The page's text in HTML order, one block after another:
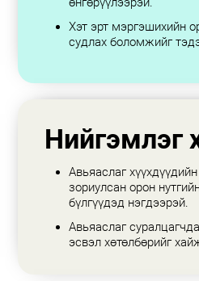
Хэт эрт мэргэшихийн
судлах боломжийг
Нийгэмлэг
Авьяаслаг
зориулсан орон
бүлгүүдэд нэгдээрэй.
Авьяаслаг
эсвэл хөтөлбөрийг